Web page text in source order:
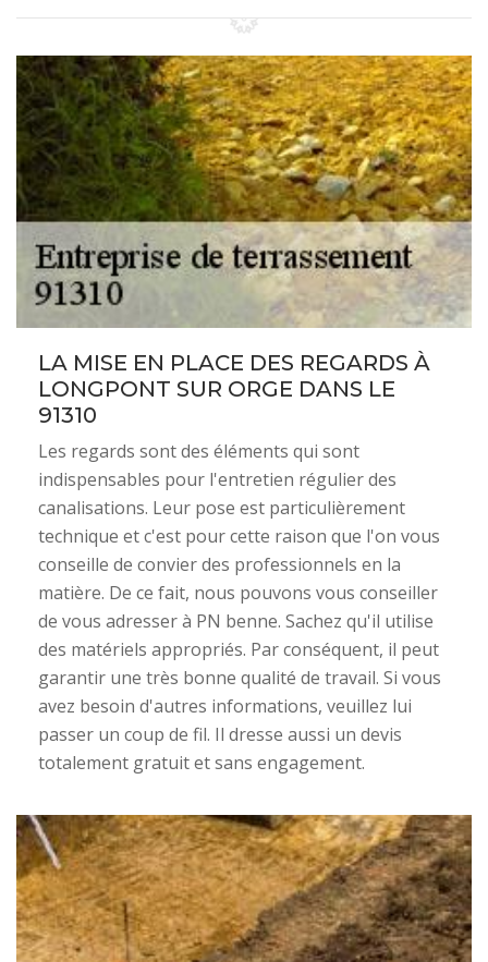
LA MISE EN PLACE DES REGARDS À
LONGPONT SUR ORGE DANS LE
91310
Les regards sont des éléments qui sont
indispensables pour l'entretien régulier des
canalisations. Leur pose est particulièrement
technique et c'est pour cette raison que l'on vous
conseille de convier des professionnels en la
matière. De ce fait, nous pouvons vous conseiller
de vous adresser à PN benne. Sachez qu'il utilise
des matériels appropriés. Par conséquent, il peut
garantir une très bonne qualité de travail. Si vous
avez besoin d'autres informations, veuillez lui
passer un coup de fil. Il dresse aussi un devis
totalement gratuit et sans engagement.